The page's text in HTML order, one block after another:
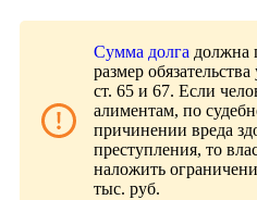
Сумма долга должна
размер
ст. 65 и 67. Если
алиментам, по
причинении вреда
преступления, то
наложить
тыс. руб.